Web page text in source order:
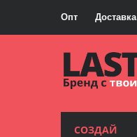
Опт Доставка
СОЗДАЙ